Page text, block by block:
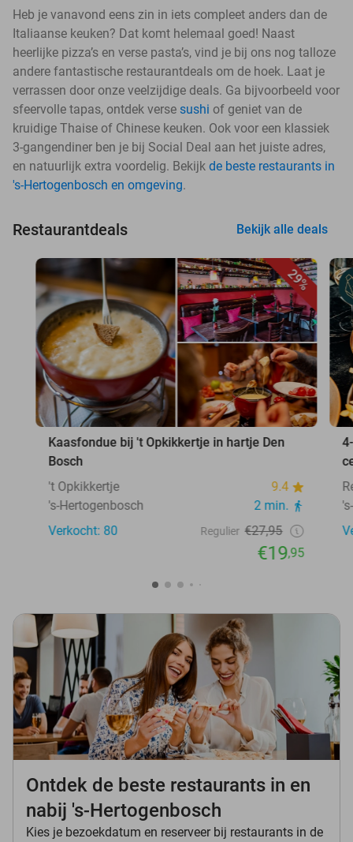
Heb je vanavond eens zin in iets compleet anders dan de
Italiaanse keuken? Dat komt helemaal goed! Naast
heerlijke pizza’s en verse pasta’s, vind je bij ons nog talloze
andere fantastische restaurantdeals om de hoek. Laat je
verrassen door onze veelzijdige deals. Ga bijvoorbeeld voor
sfeervolle tapas, ontdek verse sushi of geniet van de
kruidige Thaise of Chinese keuken. Ook voor een klassiek
3-gangendiner ben je bij Social Deal aan het juiste adres,
en natuurlijk extra voordelig. Bekijk de beste restaurants in
's-Hertogenbosch en omgeving.
Restaurantdeals Bekijk alle deals
29%
Kaasfondue bij 't Opkikkertje in hartje Den
Bosch
't Opkikkertje
9.4
's-Hertogenbosch
2 min.
Verkocht: 80
Regulier €27,95
€19,95
Ontdek de beste restaurants in en
nabij 's-Hertogenbosch
Kies je bezoekdatum en reserveer bij restaurants in de